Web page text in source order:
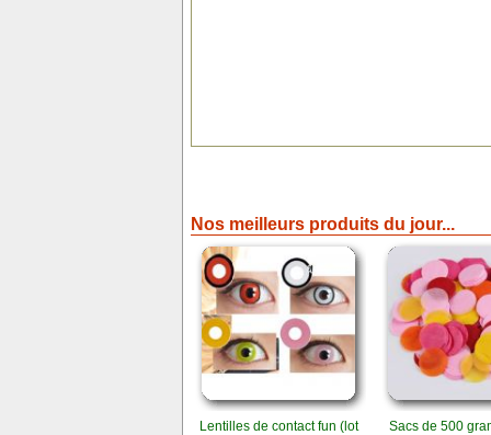
Nos meilleurs produits du jour...
Lentilles de contact fun (lot
Sacs de 500